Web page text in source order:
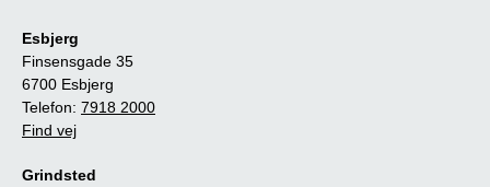
Esbjerg
Finsensgade 35
6700 Esbjerg
Telefon: 7918 2000
Find vej
Grindsted